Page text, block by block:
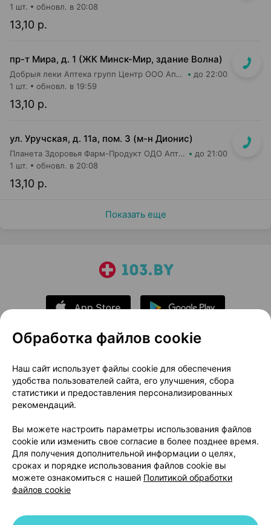
13,10 р.
1 шт. обновл. в 20:08
пр-т Мира, д. 1 (ЖК Минск-Мир, здание Волна)
Добрыя леки Аптека групп Центр ООО Аптека №95 до 22:00
13,10 р.
1 шт. обновл. в 19:59
ул. Уручская, д. 11а, пом. 3 (м-н Дионис)
Планета Здоровья Фарм-Продукт ОДО Аптека №4 до 21:00
13,10 р.
1 шт. обновл. в 20:08
Показать еще
О проекте
Новости проекта
Размещение рекламы
Медицинский маркетинг
Публичный договор
Доставка
Способы оплаты
Вакансии
Партнеры
Написать руководителю 103.by
Написать в поддержку
Персональные настройки Cookie
Обработка файлов cookie
Наш сайт использует файлы cookie для обеспечения
удобства пользователей сайта, его улучшения, сбора
статистики и предоставления персонализированных
рекомендаций.
Вы можете настроить параметры использования файлов
cookie или изменить свое согласие в более позднее время.
Для получения дополнительной информации о целях,
сроках и порядке использования файлов cookie вы
можете ознакомиться с нашей Политикой обработки
файлов cookie